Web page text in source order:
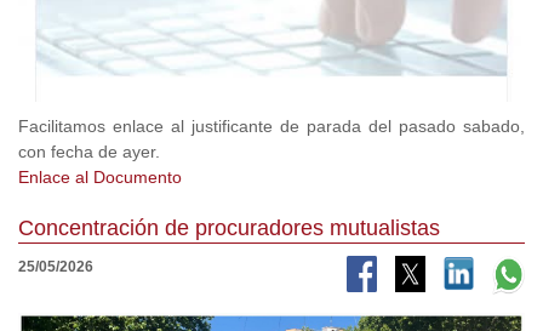
Facilitamos enlace al justificante de parada del pasado sabado,
con fecha de ayer.
Enlace al Documento
Concentración de procuradores mutualistas
25/05/2026